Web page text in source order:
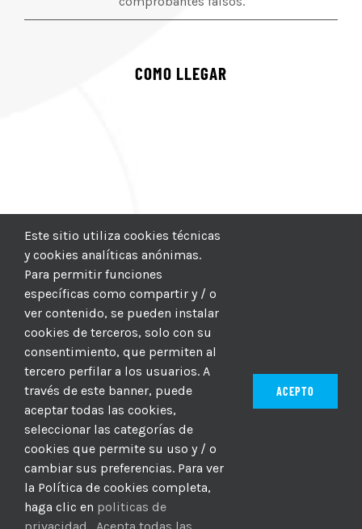
COMO LLEGAR
© 2012–2025 |CICIC| Hosting: Hosting Para PYMES
MBAGIO.COM
| Todos los derechos reservados
FacebookTwitterYouTube
Este sitio utiliza cookies técnicas
y cookies analíticas anónimas.
Para permitir funciones
específicas como compartir y / o
ver contenido, se pueden instalar
cookies de terceros, solo con su
consentimiento, que permiten al
tercero perfilar a los usuarios. A
través de este banner, puede
aceptar todas las cookies,
seleccionar las categorías de
cookies que permite su uso y / o
cambiar sus preferencias. Para ver
la Política de cookies completa,
haga clic en politicas de
ACEPTO